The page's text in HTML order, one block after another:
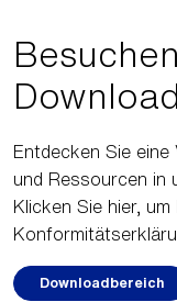
Entdecken Sie
und Ressourcen in
Klicken Sie hier,
Downloadbereich